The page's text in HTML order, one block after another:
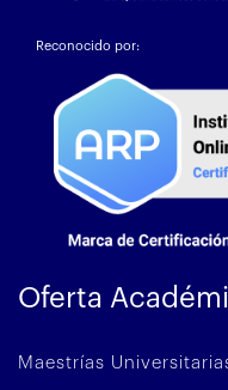
Reconocido por:
Oferta
Maestrías